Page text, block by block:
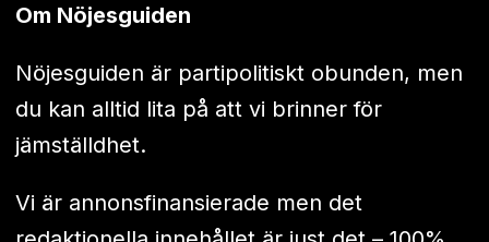
Om Nöjesguiden
Nöjesguiden är partipolitiskt obunden, men
du kan alltid lita på att vi brinner för
jämställdhet.
Vi är annonsfinansierade men det